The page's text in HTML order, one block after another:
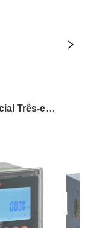
Sensores de Descarga Parcial Três-em-Um Relé